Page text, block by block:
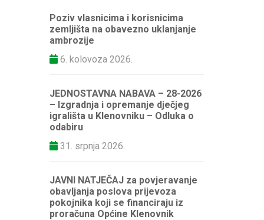
Poziv vlasnicima i korisnicima
zemljišta na obavezno uklanjanje
ambrozije
6. kolovoza 2026.
JEDNOSTAVNA NABAVA – 28-2026
– Izgradnja i opremanje dječjeg
igrališta u Klenovniku – Odluka o
odabiru
31. srpnja 2026.
JAVNI NATJEČAJ za povjeravanje
obavljanja poslova prijevoza
pokojnika koji se financiraju iz
proračuna Općine Klenovnik